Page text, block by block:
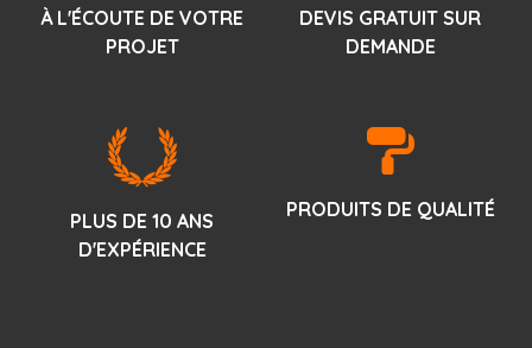
À L'ÉCOUTE DE VOTRE
PROJET
DEVIS GRATUIT SUR
DEMANDE
PLUS DE 10 ANS
D'EXPÉRIENCE
PRODUITS DE QUALITÉ